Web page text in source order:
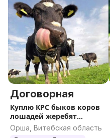
Договорная
Куплю КРС быков коров
лошадей жеребят
ДОРОГО
Орша, Витебская область